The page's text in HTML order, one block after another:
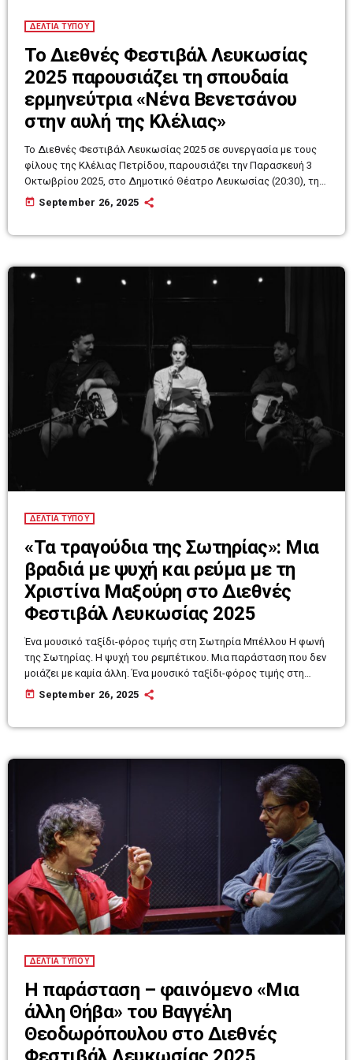
ΔΕΛΤΙΑ ΤΥΠΟΥ
Το Διεθνές Φεστιβάλ Λευκωσίας
2025 παρουσιάζει τη σπουδαία
ερμηνεύτρια «Νένα Βενετσάνου
στην αυλή της Κλέλιας»
Το Διεθνές Φεστιβάλ Λευκωσίας 2025 σε συνεργασία με τους
φίλους της Κλέλιας Πετρίδου, παρουσιάζει την Παρασκευή 3
Οκτωβρίου 2025, στο Δημοτικό Θέατρο Λευκωσίας (20:30), τη
μουσική παράσταση «Η Νένα Βενετσάνου στην αυλή της
Κλέλιας», με τη σπουδαία ερμηνεύτρια και συνθέτρια Νένα
τυχαία καθώς […]
today September 26, 2025
ΔΕΛΤΙΑ ΤΥΠΟΥ
«Τα τραγούδια της Σωτηρίας»: Μια
βραδιά με ψυχή και ρεύμα με τη
Χριστίνα Μαξούρη στο Διεθνές
Φεστιβάλ Λευκωσίας 2025
Ένα μουσικό ταξίδι-φόρος τιμής στη Σωτηρία Μπέλλου Η φωνή
της Σωτηρίας. Η ψυχή του ρεμπέτικου. Μια παράσταση που δεν
μοιάζει με καμία άλλη. Ένα μουσικό ταξίδι-φόρος τιμής στη
Σωτηρία Μπέλλου. Η ατμόσφαιρα είναι ζεστή, σχεδόν οικεία.
Μία κοινή εμπειρία όπου όλοι μοιραζόμαστε τις ιστορίες και τα
today September 26, 2025
ΔΕΛΤΙΑ ΤΥΠΟΥ
Η παράσταση – φαινόμενο «Μια
άλλη Θήβα» του Βαγγέλη
Θεοδωρόπουλου στο Διεθνές